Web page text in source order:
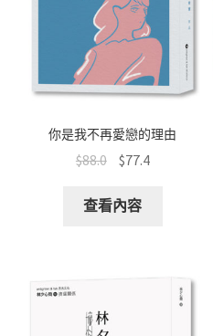
你是我不再愛戀的理由
$88.0 $77.4
查看內容